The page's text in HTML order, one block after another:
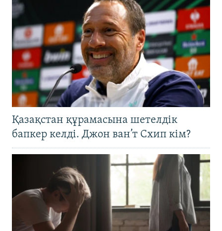
Қазақстан құрамасына шетелдік
бапкер келді. Джон ван’т Схип кім?